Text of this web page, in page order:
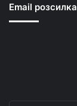
Email розсилка